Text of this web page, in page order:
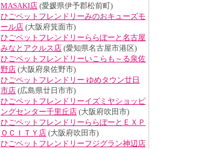
MASAKI店 (愛媛県伊予郡松前町)
ひごペットフレンドリーみのおキューズモ
ール店 (大阪府箕面市)
ひごペットフレンドリーららぽーと名古屋
みなとアクルス店 (愛知県名古屋市港区)
ひごペットフレンドリーいこらも～る泉佐
野店 (大阪府泉佐野市)
ひごペットフレンドリー ゆめタウン廿日
市店 (広島県廿日市市)
ひごペットフレンドリーイズミヤショッピ
ングセンター千里丘店 (大阪府吹田市)
ひごペットフレンドリーららぽーとＥＸＰ
ＯＣＩＴＹ店 (大阪府吹田市)
ひごペットフレンドリーフジグラン神辺店